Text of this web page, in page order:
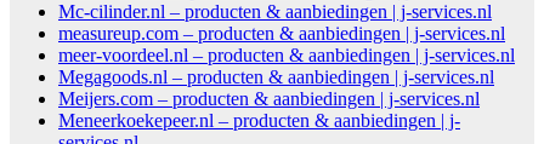
Mc-cilinder.nl – producten & aanbiedingen | j-services.nl
measureup.com – producten & aanbiedingen | j-services.nl
meer-voordeel.nl – producten & aanbiedingen | j-services.nl
Megagoods.nl – producten & aanbiedingen | j-services.nl
Meijers.com – producten & aanbiedingen | j-services.nl
Meneerkoekepeer.nl – producten & aanbiedingen | j-